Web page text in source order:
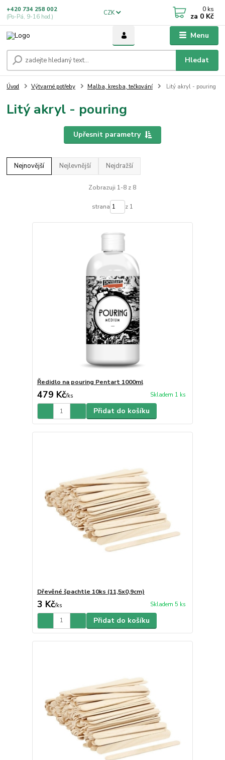
Menu
CZK
Hledat
+420 734 258 002
(Po-Pá, 9-16 hod.)
0 ks
za 0 Kč
Úvod Výtvarné potřeby Malba, kresba, tečkování Litý akryl - pouring
Litý akryl - pouring
Upřesnit parametry
Nejnovější Nejlevnější Nejdražší
Zobrazuji 1-8 z 8
strana z 1
Ředidlo na pouring Pentart 1000ml
479 Kč/ks Skladem 1 ks
Přidat do košíku
Dřevěné špachtle 10ks (11,5x0,9cm)
3 Kč/ks Skladem 5 ks
Přidat do košíku